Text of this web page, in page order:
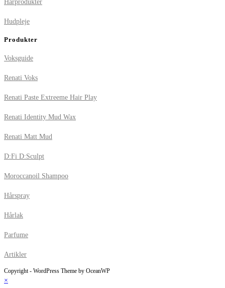
Hårprodukter
Hudpleje
Produkter
Voksguide
Renati Voks
Renati Paste Extreeme Hair Play
Renati Identity Mud Wax
Renati Matt Mud
D:Fi D:Sculpt
Moroccanoil Shampoo
Hårspray
Hårlak
Parfume
Artikler
Copyright - WordPress Theme by OceanWP
×